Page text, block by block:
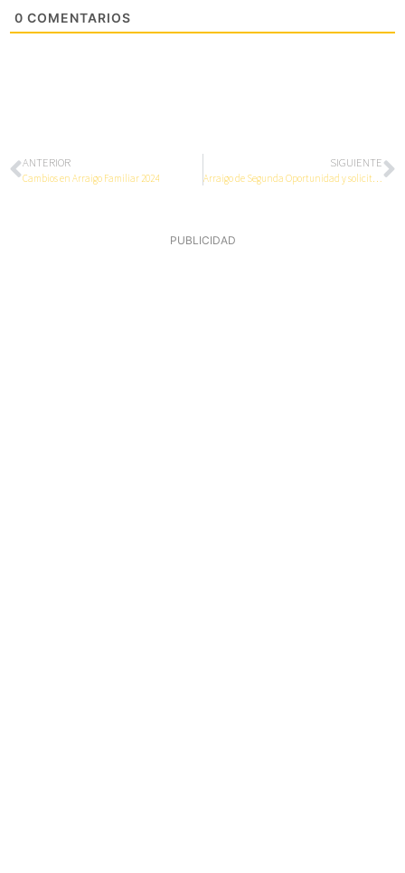
0 COMENTARIOS
ANTERIOR
Cambios en Arraigo Familiar 2024
SIGUIENTE
Arraigo de Segunda Oportunidad y solicitantes de Asilo
PUBLICIDAD